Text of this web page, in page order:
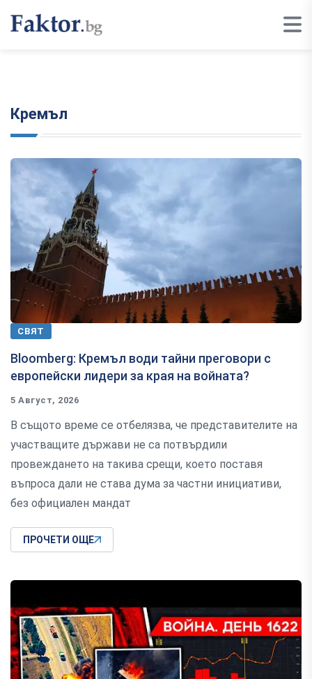
Кремъл
СВЯТ
Bloomberg: Кремъл води тайни преговори с
европейски лидери за края на войната?
5 Август, 2026
В същото време се отбелязва, че представителите на
участващите държави не са потвърдили
провеждането на такива срещи, което поставя
въпроса дали не става дума за частни инициативи,
без официален мандат
ПРОЧЕТИ ОЩЕ